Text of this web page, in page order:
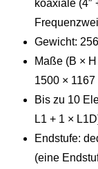
koaxiale (4″
Gewicht:
Maße (B ×
1500 ×
Bis zu 10
L1 + 1 ×
Endstufe:
(eine